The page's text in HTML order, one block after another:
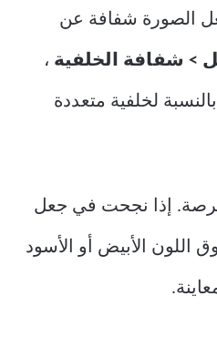
الصورة شفافة عن
> شفافة الخلفية ،
لخلفية متعددة
فرصة. إذا نجحت في جعل
اللون الأبيض أو الأسود